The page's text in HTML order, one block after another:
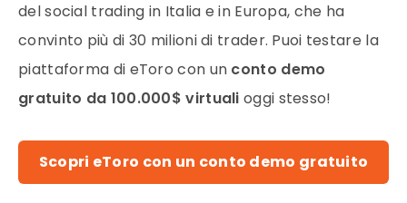
del social trading in Italia e in Europa, che ha
convinto più di 30 milioni di trader. Puoi testare la
piattaforma di eToro con un conto demo
gratuito da 100.000$ virtuali oggi stesso!
Scopri eToro con un conto demo gratuito